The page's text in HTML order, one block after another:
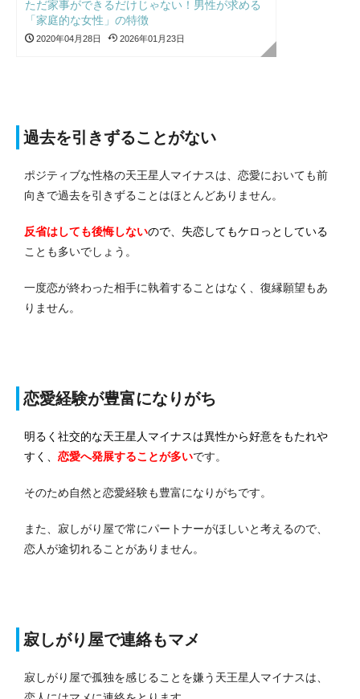
ただ家事ができるだけじゃない！男性が求める
「家庭的な女性」の特徴
2020年04月28日 2026年01月23日
過去を引きずることがない
ポジティブな性格の天王星人マイナスは、恋愛においても前
向きで過去を引きずることはほとんどありません。
反省はしても後悔しないので、失恋してもケロっとしている
ことも多いでしょう。
一度恋が終わった相手に執着することはなく、復縁願望もあ
りません。
恋愛経験が豊富になりがち
明るく社交的な天王星人マイナスは異性から好意をもたれや
すく、 恋愛へ発展することが多いです。
そのため自然と恋愛経験も豊富になりがちです。
また、寂しがり屋で常にパートナーがほしいと考えるので、
恋人が途切れることがありません。
寂しがり屋で連絡もマメ
寂しがり屋で孤独を感じることを嫌う天王星人マイナスは、